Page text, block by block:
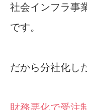
社会インフラ事
です。
だから分社化し
財務悪化で受注